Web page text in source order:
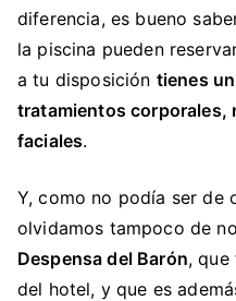
diferencia, es bueno
la piscina pueden
a tu disposición tienes
tratamientos corporales,
faciales.
Y, como no podía ser de
olvidamos tampoco de
Despensa del Barón,
del hotel, y que es